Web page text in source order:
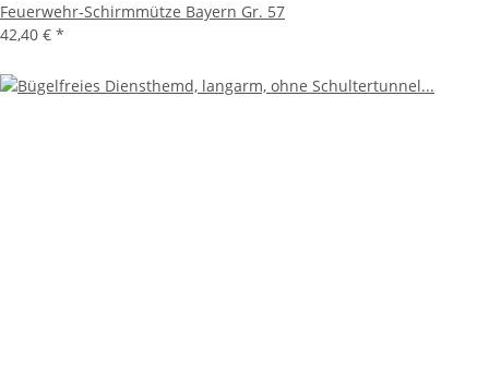
Feuerwehr-Schirmmütze Bayern Gr. 57
42,40 € *